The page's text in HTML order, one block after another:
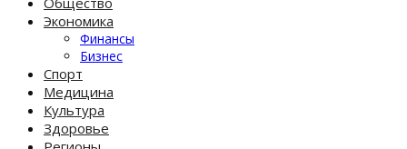
Экономика
Финансы
Бизнес
Спорт
Медицина
Культура
Здоровье